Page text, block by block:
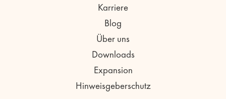
Karriere
Blog
Über uns
Downloads
Expansion
Hinweisgeberschutz